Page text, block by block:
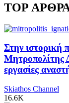
TOP
Στην ιστορική
Μητροπολίτης
εργασίες
Skiathos Channel
16.6K